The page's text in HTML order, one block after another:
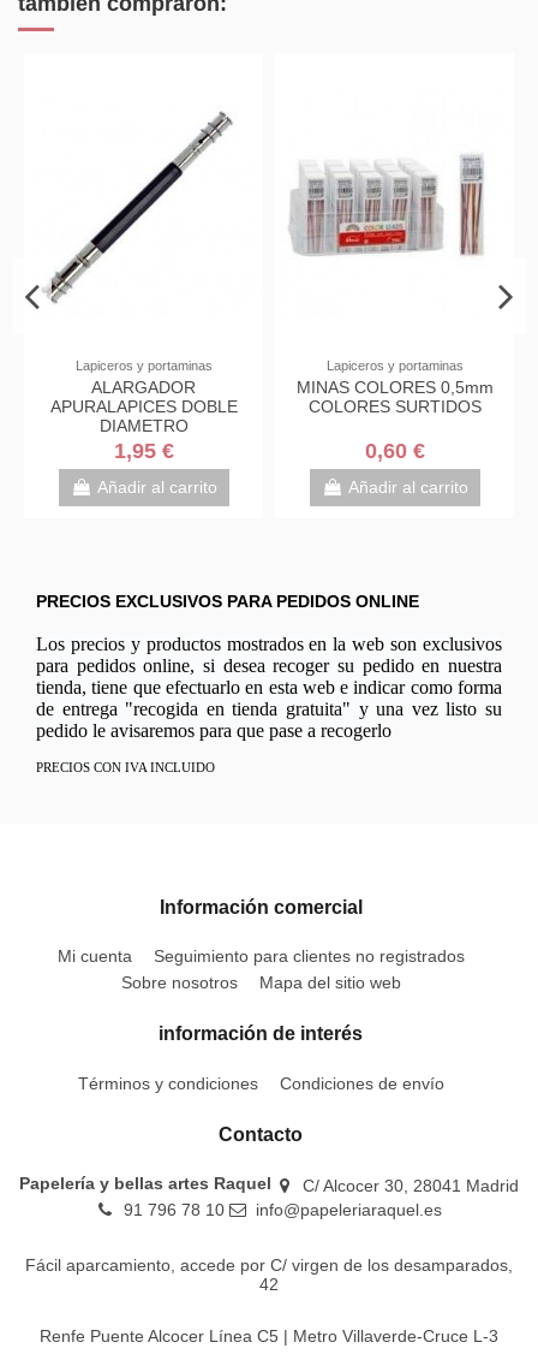
Lapiceros y portaminas
MINAS COLORES 0,5mm
COLORES SURTIDOS
0,60 €
Añadir al carrito
HERRAMIENTAS Y ÚTILES PARA
MANUALIDADES
PLANCHA LINOLEO
Desde7,25 €
Añadir al carrito
PRECIOS EXCLUSIVOS PARA PEDIDOS ONLINE
Los precios y productos mostrados en la web son exclusivos
para pedidos online, si desea recoger su pedido en nuestra
tienda, tiene que efectuarlo en esta web e indicar como forma
de entrega "recogida en tienda gratuita" y una vez listo su
pedido le avisaremos para que pase a recogerlo
PRECIOS CON IVA INCLUIDO
Información comercial
Mi cuenta
Seguimiento para clientes no registrados
Sobre nosotros
Mapa del sitio web
información de interés
Términos y condiciones Condiciones de envío
Contacto
Papelería y bellas artes Raquel
C/ Alcocer 30, 28041 Madrid
91 796 78 10
info@papeleriaraquel.es
Fácil aparcamiento, accede por C/ virgen de los desamparados,
42
Renfe Puente Alcocer Línea C5 | Metro Villaverde-Cruce L-3